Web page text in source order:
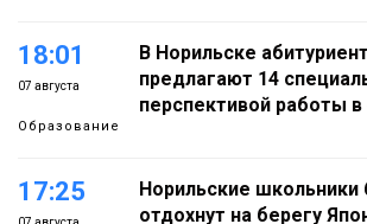
18:01
07 августа
Образование
В Норильске
предлагают 14
перспективой работы
17:25
Норильские школьники
отдохнут на берегу